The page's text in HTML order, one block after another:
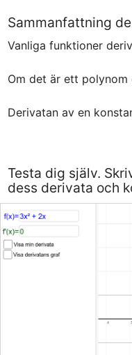
Sammanfattning
Testa dig själv.
dess derivata och